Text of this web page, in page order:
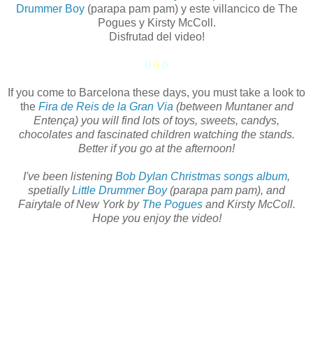
Drummer Boy(parapa pam pam) y este villancico de The
Pogues y Kirsty McColl.
Disfrutad del video!
0 0 0
If you come to Barcelona these days, you must take a look to
the Fira de Reis de la Gran Via (between Muntaner and
Entença) you will find lots of toys, sweets, candys,
chocolates and fascinated children watching the stands.
Better if you go at the afternoon!
I've been listening Bob Dylan Christmas songs album,
spetiallyLittle Drummer Boy(parapa pam pam), and
Fairytale of New York by The Poguesand Kirsty McColl.
Hope you enjoy the video!